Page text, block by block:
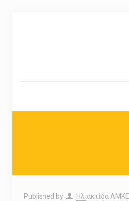
Published by Ηλιακτίδα ΑΜΚΕ